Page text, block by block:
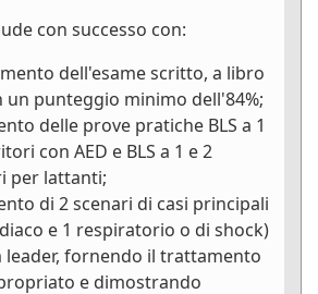
con successo con:
dell'esame scritto, a libro
un punteggio minimo dell'84%;
delle prove pratiche BLS a 1
con AED e BLS a 1 e 2
per lattanti;
di 2 scenari di casi principali
e 1 respiratorio o di shock)
leader, fornendo il trattamento
e dimostrando